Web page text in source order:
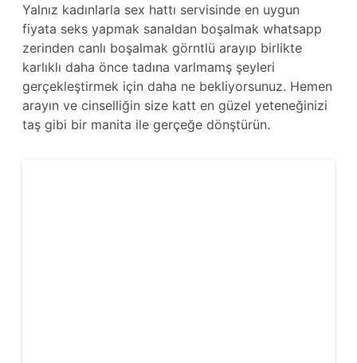
Yalnız kadınlarla sex hattı servisinde en uygun
fiyata seks yapmak sanaldan boşalmak whatsapp
zerinden canlı boşalmak görntlü arayıp birlikte
karlıklı daha önce tadına varlmamş şeyleri
gerçekleştirmek için daha ne bekliyorsunuz. Hemen
arayın ve cinselliğin size katt en güzel yeteneğinizi
taş gibi bir manita ile gerçeğe dönştürün.